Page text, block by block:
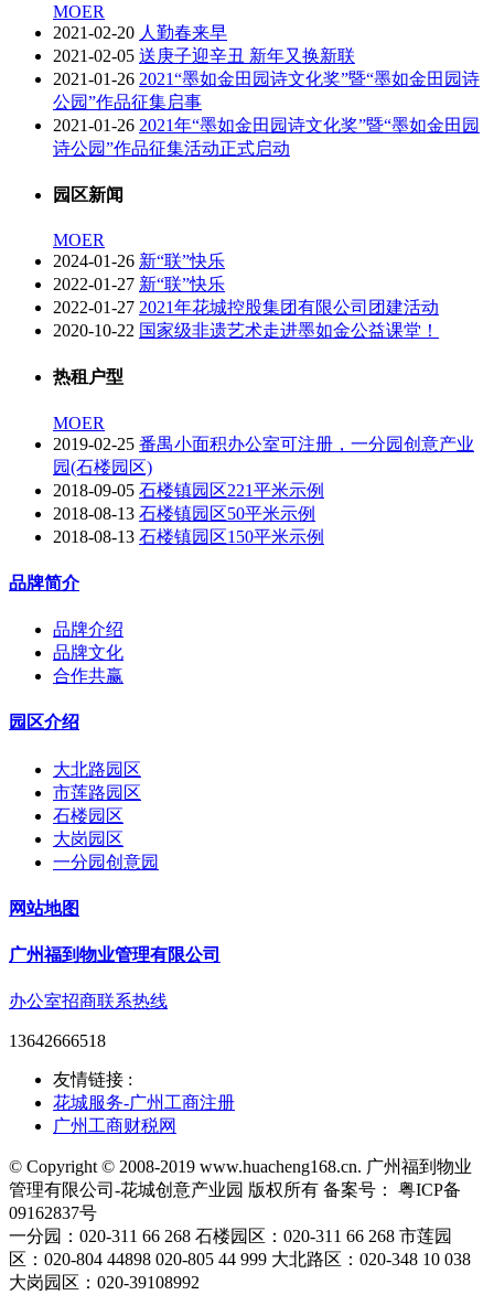
MOER
2021-02-20 人勤春来早
2021-02-05 送庚子迎辛丑 新年又换新联
2021-01-26 2021“墨如金田园诗文化奖”暨“墨如金田园诗
公园”作品征集启事
2021-01-26 2021年“墨如金田园诗文化奖”暨“墨如金田园
诗公园”作品征集活动正式启动
园区新闻
MOER
2024-01-26 新“联”快乐
2022-01-27 新“联”快乐
2022-01-27 2021年花城控股集团有限公司团建活动
2020-10-22 国家级非遗艺术走进墨如金公益课堂！
热租户型
MOER
2019-02-25 番禺小面积办公室可注册，一分园创意产业
园(石楼园区)
2018-09-05 石楼镇园区221平米示例
2018-08-13 石楼镇园区50平米示例
2018-08-13 石楼镇园区150平米示例
品牌简介
品牌介绍
品牌文化
合作共赢
园区介绍
大北路园区
市莲路园区
石楼园区
大岗园区
一分园创意园
网站地图
广州福到物业管理有限公司
办公室招商联系热线
13642666518
友情链接 :
花城服务-广州工商注册
广州工商财税网
© Copyright © 2008-2019 www.huacheng168.cn. 广州福到物业
管理有限公司-花城创意产业园 版权所有 备案号： 粤ICP备
09162837号
一分园：020-311 66 268 石楼园区：020-311 66 268 市莲园
区：020-804 44898 020-805 44 999 大北路区：020-348 10 038
大岗园区：020-39108992